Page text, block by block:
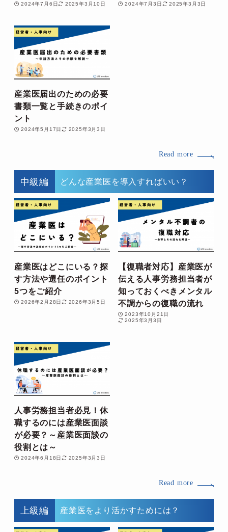
2024年7月6日 2025年3月10日 2024年7月3日 2025年3月3日
産業医届出のための必要
書類一覧と手続きのポイ
ント
2024年5月17日 2025年3月3日
Read more
中級編 どんな産業医を導入すればいい？
産業医はどこにいる？探
す方法や選任のポイント
5つをご紹介
2026年2月28日 2026年3月5日
【復職者対応】産業医が
伝える人事労務担当者が
知っておくべきメンタル
不調からの復職の流れ
2023年10月21日
2025年3月3日
人事労務担当者必見！休
職するのには産業医面談
が必要？～産業医面談の
役割とは～
2024年6月18日 2025年3月3日
Read more
上級編 産業医をより活かすためには？